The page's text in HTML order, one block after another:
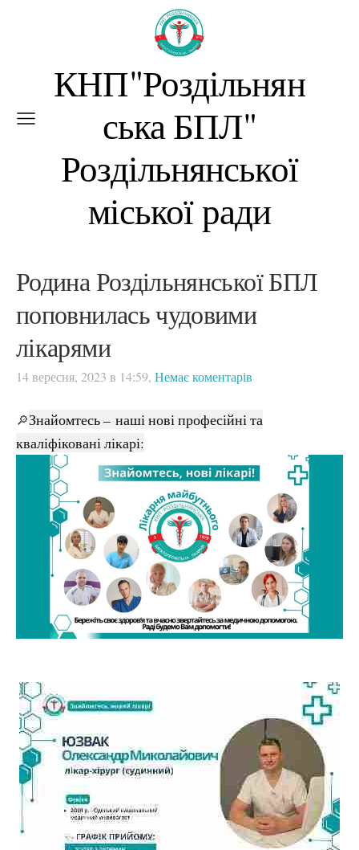
КНП"Роздільнян
ська БПЛ"
Роздільнянської
міської ради
Родина Роздільнянської БПЛ
поповнилась чудовими
лікарями
14 вересня, 2023 в 14:59, Немає коментарів
🔎Знайомтесь – наші нові професійні та
кваліфіковані лікарі: